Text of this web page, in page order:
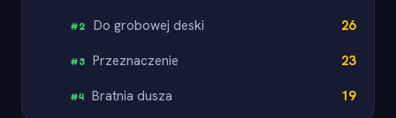
#2 Do grobowej deski 26
#3 Przeznaczenie 23
#4 Bratnia dusza 19